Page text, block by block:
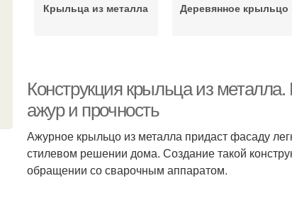
Крыльца из металла Деревянное крыльцо
Конструкция крыльца из
ажур и прочность
Ажурное крыльцо из металла придаст фасаду
стилевом решении дома. Создание такой
обращении со сварочным аппаратом.